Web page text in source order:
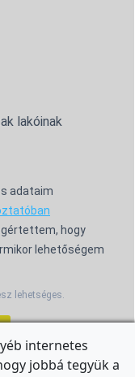
lakóinak
adataim
hogy
lehetőségem
lehetséges.
internetes
jobbá tegyük a